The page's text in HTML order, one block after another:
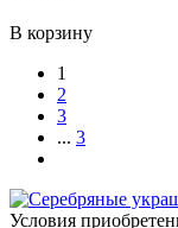
В корзину
1
2
3
... 3
Условия